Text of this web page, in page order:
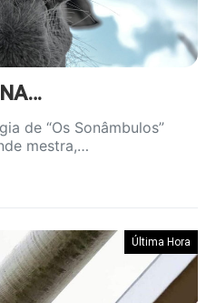
de “Os Sonâmbulos”
mestra,…
Última Hora